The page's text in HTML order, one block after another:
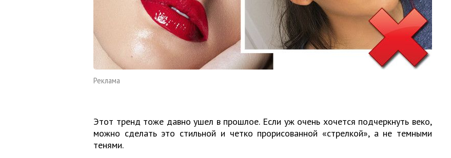
Реклама
Этот тренд тоже давно ушел в прошлое. Если уж очень хочется подчеркнуть веко,
можно сделать это стильной и четко прорисованной «стрелкой», а не темными
тенями.